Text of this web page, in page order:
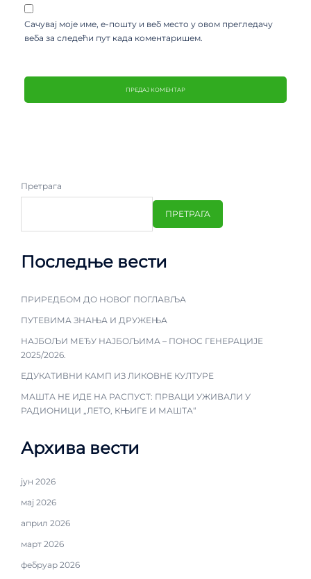
Сачувај моје име, е-пошту и веб место у овом прегледачу
веба за следећи пут када коментаришем.
Претрага
ПРЕТРАГА
Последње вести
ПРИРЕДБОМ ДО НОВОГ ПОГЛАВЉА
ПУТЕВИМА ЗНАЊА И ДРУЖЕЊА
НАЈБОЉИ МЕЂУ НАЈБОЉИМА – ПОНОС ГЕНЕРАЦИЈЕ
2025/2026.
ЕДУКАТИВНИ КАМП ИЗ ЛИКОВНЕ КУЛТУРЕ
МАШТА НЕ ИДЕ НА РАСПУСТ: ПРВАЦИ УЖИВАЛИ У
РАДИОНИЦИ „ЛЕТО, КЊИГЕ И МАШТА“
Архива вести
јун 2026
мај 2026
април 2026
март 2026
фебруар 2026